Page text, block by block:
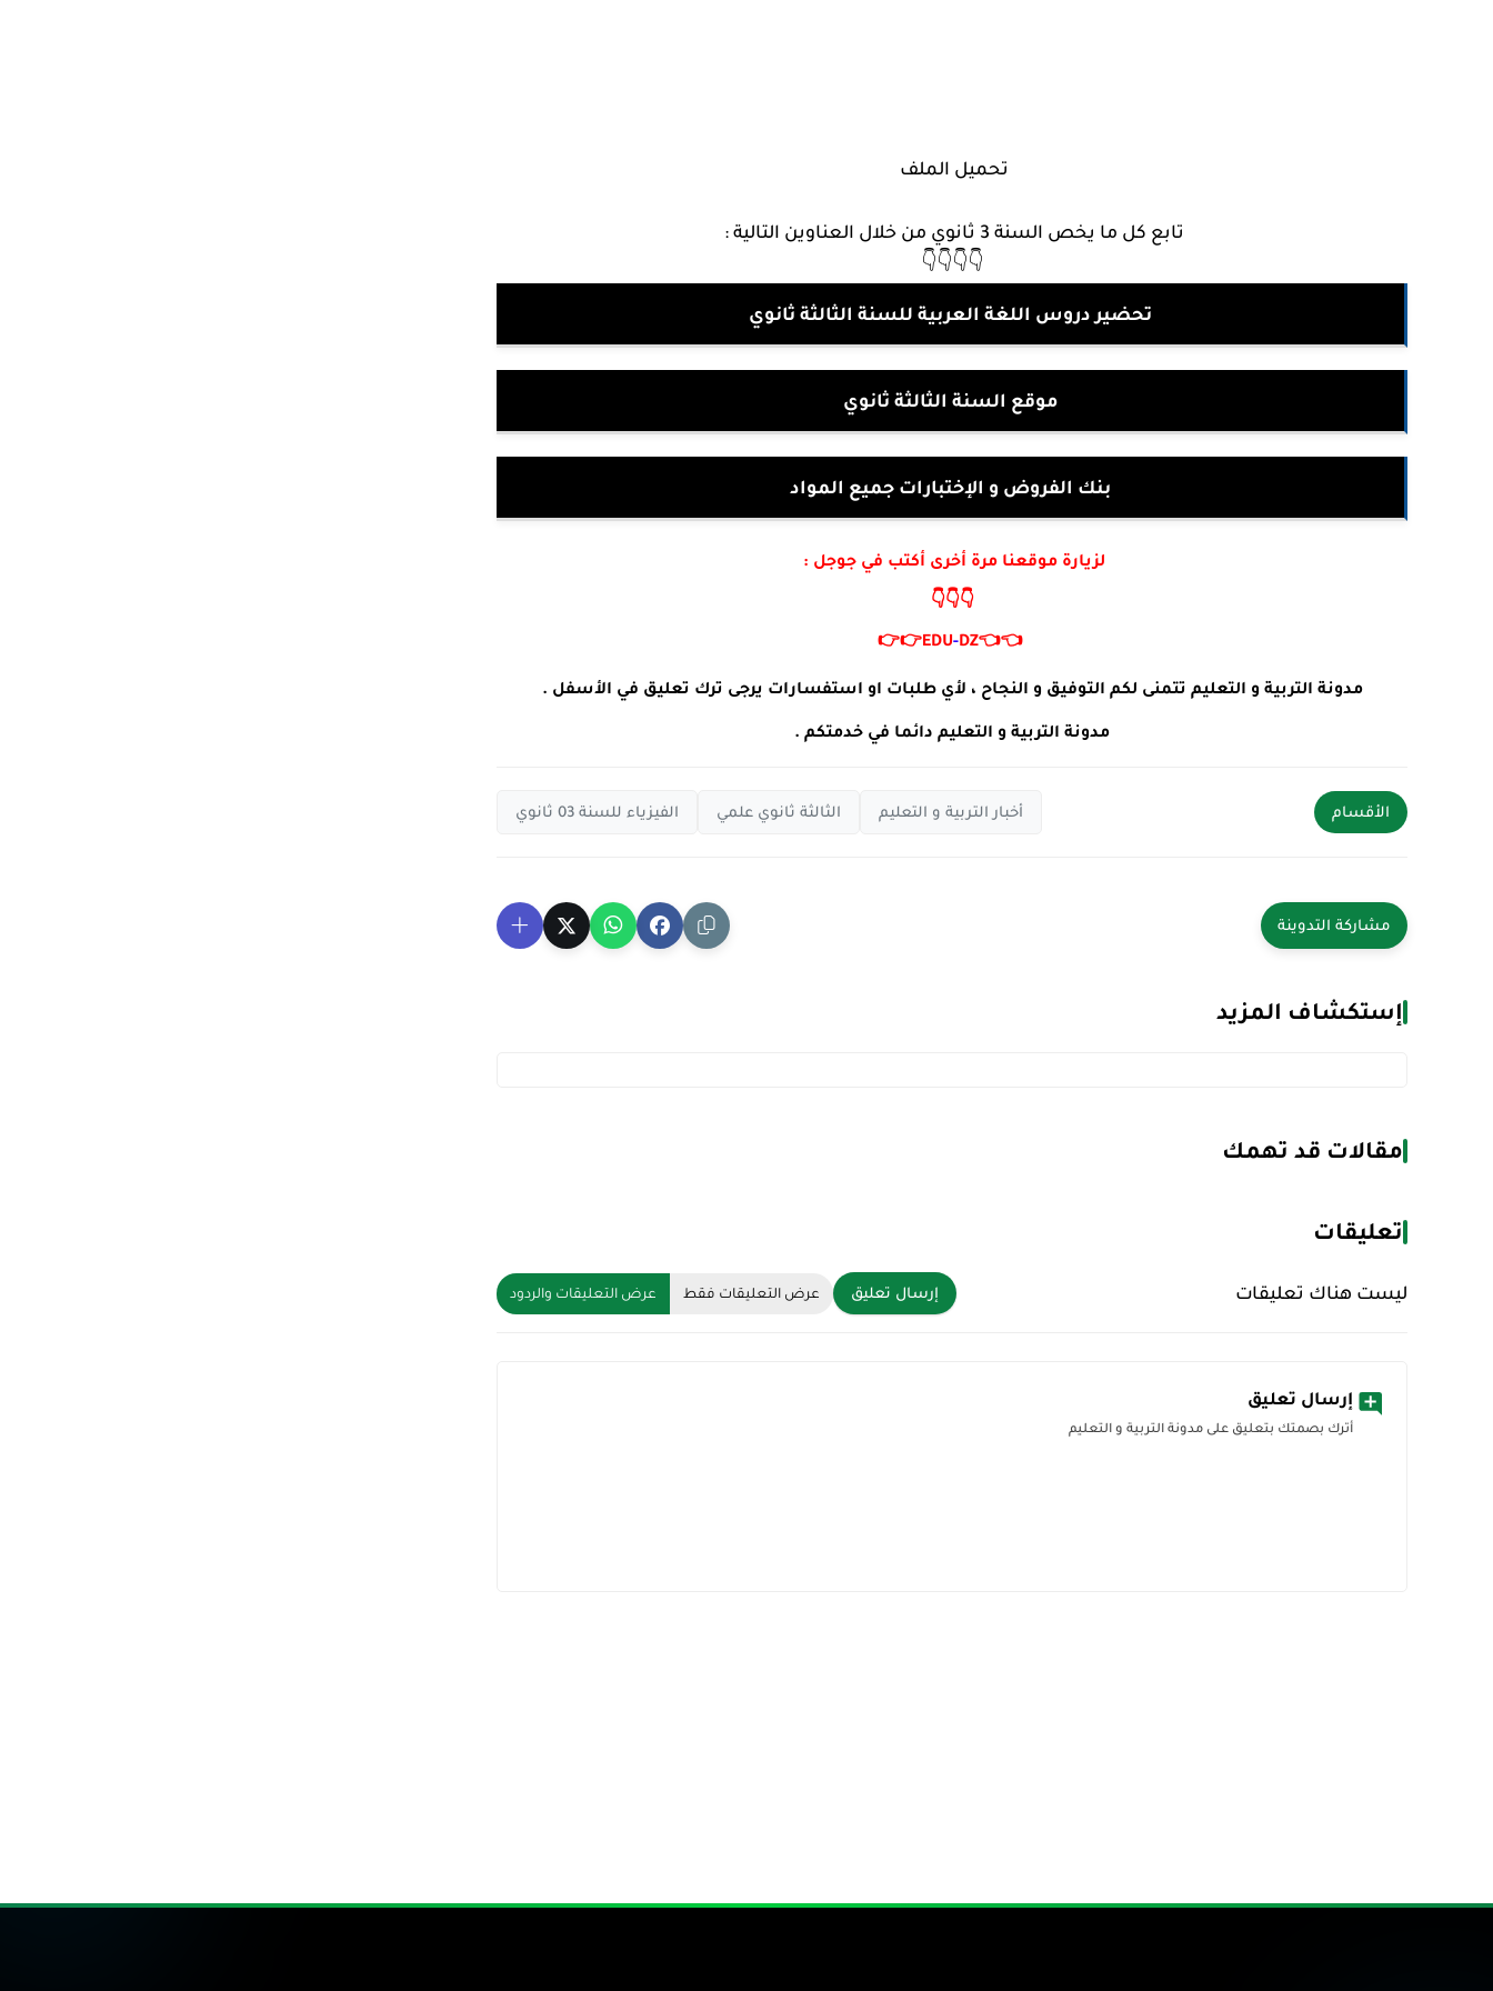
تحميل الملف
تابع كل ما يخص السنة 3 ثانوي من خلال العناوين التالية :
👇👇👇👇
تحضير دروس اللغة العربية للسنة الثالثة ثانوي
موقع السنة الثالثة ثانوي
بنك الفروض و الإختبارات جميع المواد
لزيارة موقعنا مرة أخرى أكتب في جوجل :
👇👇👇
👈👈
EDU-DZ
👉👉
مدونة التربية و التعليم تتمنى لكم التوفيق و النجاح ، لأي طلبات او استفسارات يرجى ترك تعليق في الأسفل .
مدونة التربية و التعليم دائما في خدمتكم .
الأقسام أخبار التربية و التعليم الثالثة ثانوي علمي الفيزياء للسنة 03 ثانوي
إستكشاف المزيد
مقالات قد تهمك
تعليقات
ليست هناك تعليقات إرسال تعليق عرض التعليقات فقط عرض التعليقات والردود
إرسال تعليق
أترك بصمتك بتعليق على مدونة التربية و التعليم